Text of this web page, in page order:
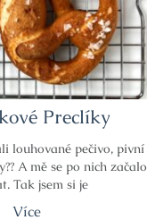
Preclíky
louhované pečivo, pivní
A mě se po nich začalo
Tak jsem si je
Více